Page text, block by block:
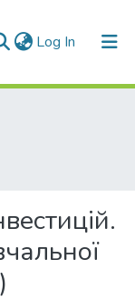
Log In (current)